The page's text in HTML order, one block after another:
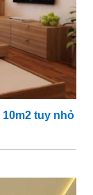
tuy nhỏ